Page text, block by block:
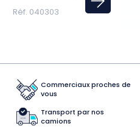
Réf. 040303
Commerciaux proches de
vous
Transport par nos
camions